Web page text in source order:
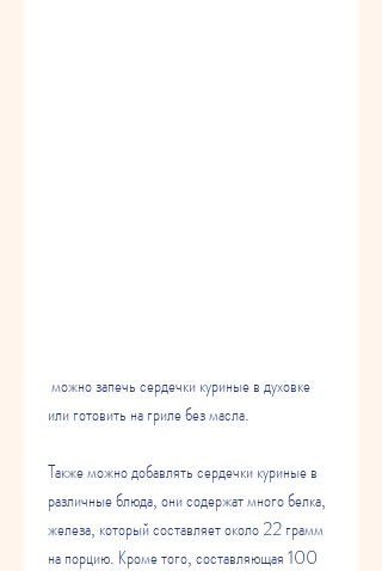
или готовить на гриле без масла.
Также можно добавлять сердечки куриные в
различные блюда, они содержат много белка,
железа, который составляет около 22 грамм
на порцию. Кроме того, составляющая 100